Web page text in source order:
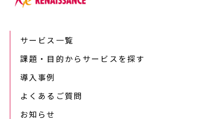
サービス一覧
課題・目的からサービスを探す
導入事例
よくあるご質問
お知らせ